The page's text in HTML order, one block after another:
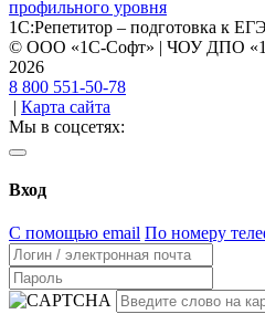
1С:Репетитор – подготовка к
© ООО «1С-Софт» | ЧОУ ДПО
2026
8 800 551-50-78
| Карта сайта
Мы в соцсетях:
Вход
С помощью email По номеру